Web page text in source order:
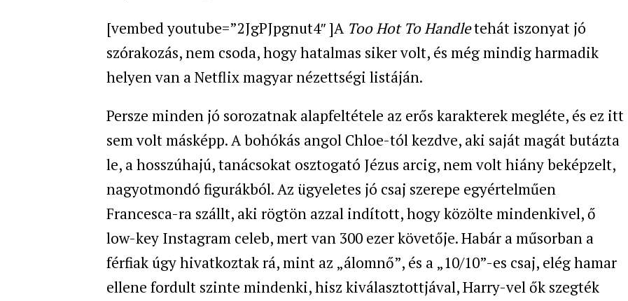
[vembed youtube=”2JgPJpgnut4″ ]A Too Hot To Handletehát iszonyat jó
szórakozás, nem csoda, hogy hatalmas siker volt, és még mindig harmadik
helyen van a Netflix magyar nézettségi listáján.
Persze minden jó sorozatnak alapfeltétele az erős karakterek megléte, és ez itt
sem volt másképp. A bohókás angol Chloe-tól kezdve, aki saját magát butázta
le, a hosszúhajú, tanácsokat osztogató Jézus arcig, nem volt hiány beképzelt,
nagyotmondó figurákból. Az ügyeletes jó csaj szerepe egyértelműen
Francesca-ra szállt, aki rögtön azzal indított, hogy közölte mindenkivel, ő
low-key Instagram celeb, mert van 300 ezer követője. Habár a műsorban a
férfiak úgy hivatkoztak rá, mint az „álomnő”, és a „10/10”-es csaj, elég hamar
ellene fordult szinte mindenki, hisz kiválasztottjával,Harry-vel ők szegték